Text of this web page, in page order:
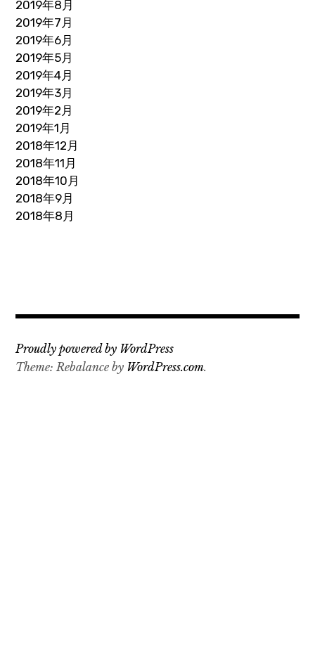
2019年8月
2019年7月
2019年6月
2019年5月
2019年4月
2019年3月
2019年2月
2019年1月
2018年12月
2018年11月
2018年10月
2018年9月
2018年8月
Proudly powered by WordPress
Theme: Rebalance by WordPress.com.